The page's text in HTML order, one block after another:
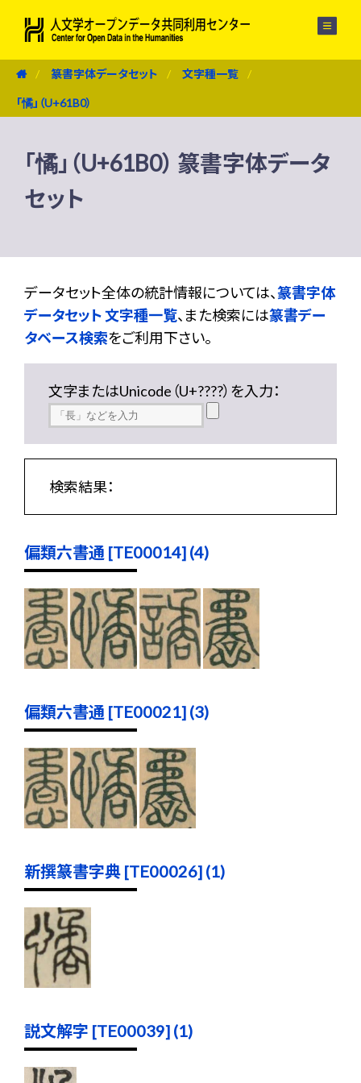
篆書字体データセット 文字種一覧
「憰」（U+61B0）
「憰」（U+61B0） 篆書字体データ
セット
データセット全体の統計情報については、篆書字体
データセット 文字種一覧、また検索には篆書デー
タベース検索をご利用下さい。
文字またはUnicode（U+????）を入力：
検索結果：
偏類六書通 [TE00014] (4)
偏類六書通 [TE00021] (3)
新撰篆書字典 [TE00026] (1)
説文解字 [TE00039] (1)